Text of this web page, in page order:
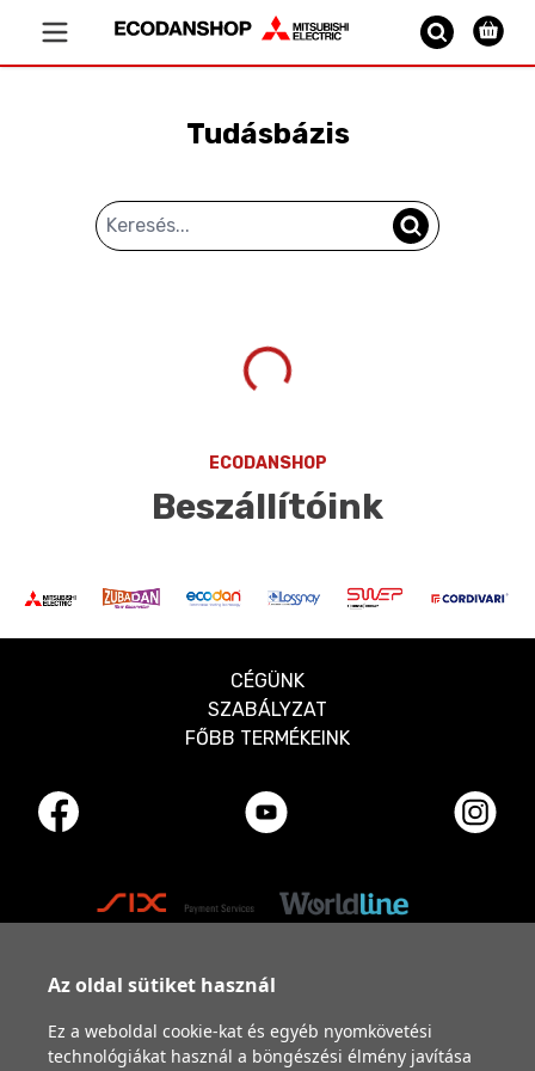
Az oldal sütiket használ
Ez a weboldal cookie-kat és egyéb nyomkövetési
technológiákat használ a böngészési élmény javítása
Vissza a főoldalra
Tudásbázis
ECODANSHOP
Beszállítóink
CÉGÜNK
SZABÁLYZAT
FŐBB TERMÉKEINK